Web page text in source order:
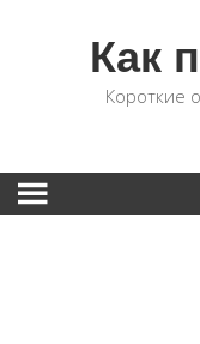
Как
Короткие